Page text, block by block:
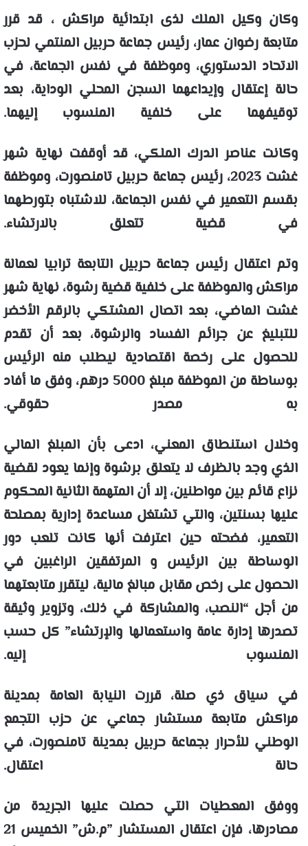
وكان وكيل الملك لذى ابتدائية مراكش ، قد قرر
متابعة رضوان عمار، رئيس جماعة حربيل المنتمي لحزب
الاتحاد الدستوري، وموظفة في نفس الجماعة، في
حالة إعتقال وإيداعهما السجن المحلي الوداية، بعد
توقيفهما على خلفية المنسوب إليهما.
وكانت عناصر الدرك الملكي، قد أوقفت نهاية شهر
غشت 2023، رئيس جماعة حربيل تامنصورت، وموظفة
بقسم التعمير في نفس الجماعة، للاشتباه بتورطهما
في قضية تتعلق بالارتشاء.
وتم اعتقال رئيس جماعة حربيل التابعة ترابيا لعمالة
مراكش والموظفة على خلفية قضية رشوة، نهاية شهر
غشت الماضي، بعد اتصال المشتكي بالرقم الأخضر
للتبليغ عن جرائم الفساد والرشوة، بعد أن تقدم
للحصول على رخصة اقتصادية ليطلب منه الرئيس
بوساطة من الموظفة مبلغ 5000 درهم، وفق ما أفاد
به مصدر حقوقي.
وخلال استنطاق المعني، ادعى بأن المبلغ المالي
الذي وجد بالظرف لا يتعلق برشوة وإنما يعود لقضية
نزاع قائم بين مواطنين، إلا أن المتهمة الثانية المحكوم
عليها بسنتين، والتي تشتغل مساعدة إدارية بمصلحة
التعمير، فضحته حين اعترفت أنها كانت تلعب دور
الوساطة بين الرئيس و المرتفقين الراغبين في
الحصول على رخص مقابل مبالغ مالية، ليتقرر متابعتهما
من أجل “النصب، والمشاركة في ذلك، وتزوير وثيقة
تصدرها إدارة عامة واستعمالها والإرتشاء” كل حسب
المنسوب إليه.
في سياق ذي صلة، قررت النيابة العامة بمدينة
مراكش متابعة مستشار جماعي عن حزب التجمع
الوطني للأحرار بجماعة حربيل بمدينة تامنصورت، في
حالة اعتقال.
ووفق المعطيات التي حصلت عليها الجريدة من
مصادرها، فإن اعتقال المستشار ”م.ش” الخميس 21